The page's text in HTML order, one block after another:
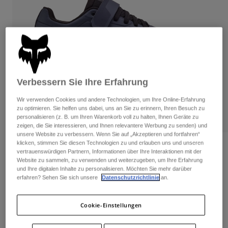
Hosen
Kurze Hosen
Handschuhe
Protektoren
Brillen
Socken
Zubehör
Hosen
Handschuhe
Jacken
Protektoren
Brillen
Socken
Taschen & Zubehör
Hemden
Alle anzeigen
Damen
T-Shirts & Tops
Hoodies und Pullover
Jacken
Hosen
Shirts
Alle anzeigen
Kinder
Brillen
Socken
Alle anzeigen
Moto
Helme
Jerseys
Hosen
Stiefel
Brillen
Bewertungen
Schuhe Fox Union
Price reduced from
€ 169,99to€ 118,99 30% OFF
Verbessern Sie Ihre Erfahrung
Wir verwenden Cookies und andere Technologien, um Ihre Online-Erfahrung
zu optimieren. Sie helfen uns dabei, uns an Sie zu erinnern, Ihren Besuch zu
personalisieren (z. B. um Ihren Warenkorb voll zu halten, Ihnen Geräte zu
zeigen, die Sie interessieren, und Ihnen relevantere Werbung zu senden) und
unsere Website zu verbessern. Wenn Sie auf „Akzeptieren und fortfahren“
klicken, stimmen Sie diesen Technologien zu und erlauben uns und unseren
vertrauenswürdigen Partnern, Informationen über Ihre Interaktionen mit der
Website zu sammeln, zu verwenden und weiterzugeben, um Ihre Erfahrung
und Ihre digitalen Inhalte zu personalisieren. Möchten Sie mehr darüber
erfahren? Sehen Sie sich unsere
Datenschutzrichtlinie an.
Cookie-Einstellungen